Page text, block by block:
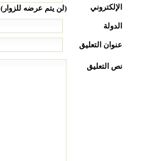
الإلكتروني
(لن يتم عرضه للزوار)
الدولة
عنوان التعليق
نص التعليق